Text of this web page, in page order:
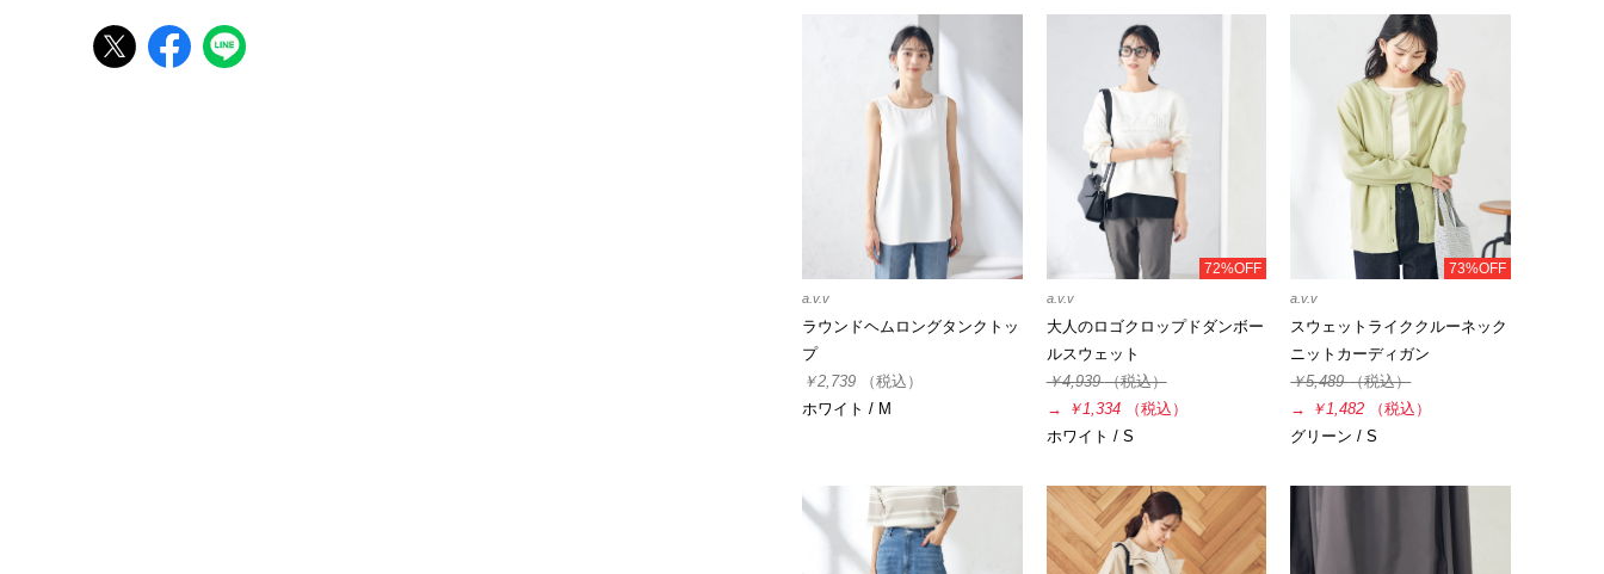
a.v.v
ラウンドヘムロングタンクトッ
プ
￥2,739
（税込）
ホワイト / M
72%OFF
a.v.v
大人のロゴクロップドダンボー
ルスウェット
￥4,939（税込）
→
￥1,334
（税込）
ホワイト / S
73%OFF
a.v.v
スウェットライククルーネック
ニットカーディガン
￥5,489（税込）
→
￥1,482
（税込）
グリーン / S